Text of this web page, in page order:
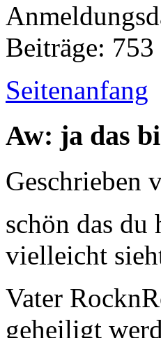
Beiträge: 753
Seitenanfang
Aw: ja das
Geschrieben
schön das
vielleicht
Vater
geheiligt